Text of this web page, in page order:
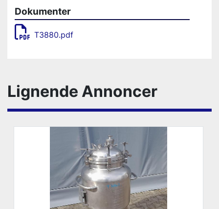
Dokumenter
T3880.pdf
Lignende Annoncer